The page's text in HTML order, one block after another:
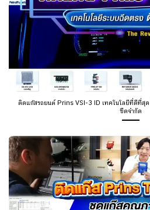
ติดแก๊สรถยนต์ Prins VSI-3 ID เทคโนโลยีที่ดีที่สุ
ขีดจำกัด